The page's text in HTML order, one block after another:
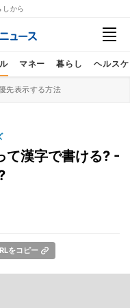
しから
マネー 暮らし ヘルス
先表示する方法
て漢字で書ける? -
をコピー